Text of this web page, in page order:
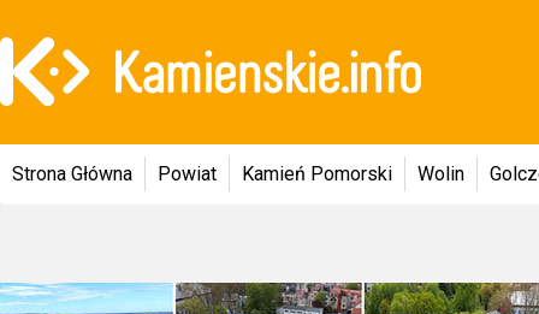
Strona Główna Powiat Kamień Pomorski Wolin